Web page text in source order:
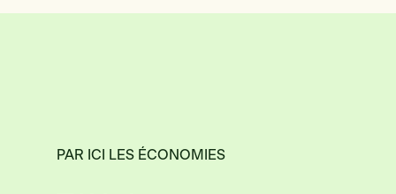
PAR ICI LES ÉCONOMIES